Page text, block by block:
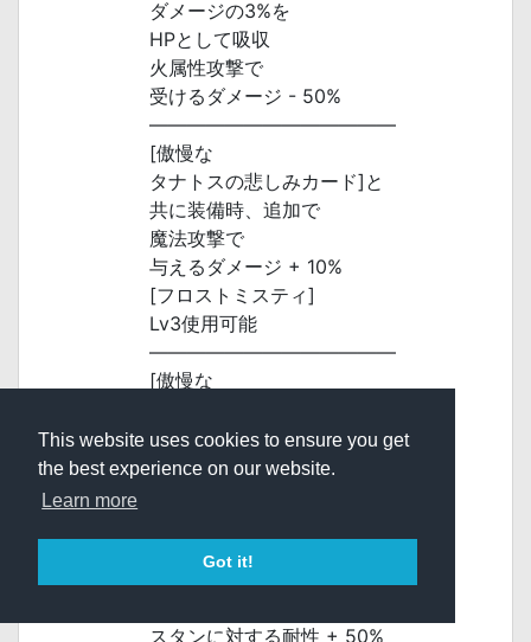
This website uses cookies to ensure you get
the best experience on our website.
Learn more
Got it!
ダメージの3%を
HPとして吸収
火属性攻撃で
受けるダメージ - 50%
―――――――――――――
[傲慢な
タナトスの悲しみカード]と
共に装備時、追加で
魔法攻撃で
与えるダメージ + 10%
[フロストミスティ]
Lv3使用可能
―――――――――――――
[傲慢な
共に装備時、追加で
風属性魔法攻撃で
[傲慢な
タナトスの憎悪カード]と
スタンに対する耐性 + 50%